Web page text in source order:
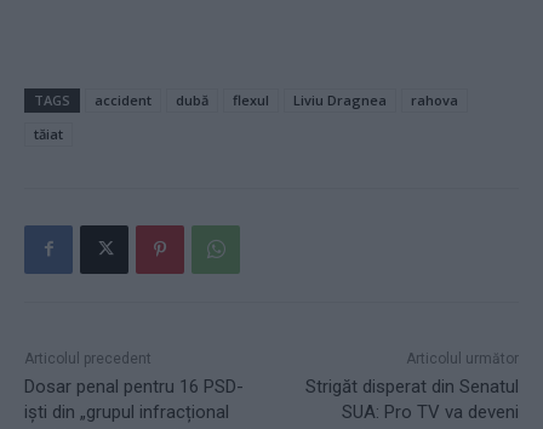
TAGS accident dubă flexul Liviu Dragnea
rahova
tăiat
Articolul precedent
Dosar penal pentru 16 PSD-
iști din „grupul infracțional
Articolul următor
Strigăt disperat din Senatul
SUA: Pro TV va deveni